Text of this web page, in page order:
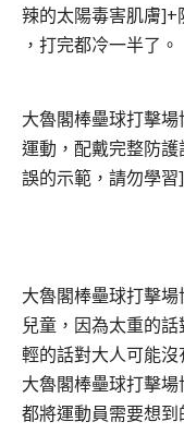
辣的太陽毒害肌膚
，打完都冷一半了。
大魯閣棒壘球打擊
運動 ，配戴完整防
誤的示範，請勿學習]
大魯閣棒壘球打擊
兒童 ，因為太重的
輕的話對大人可能
大魯閣棒壘球打擊
都將運動員需要想到